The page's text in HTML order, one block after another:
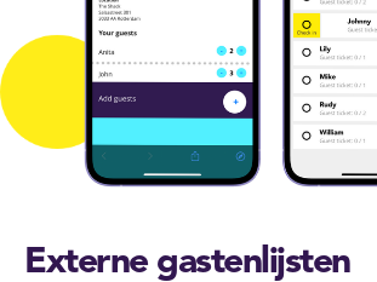
Externe gastenlijsten